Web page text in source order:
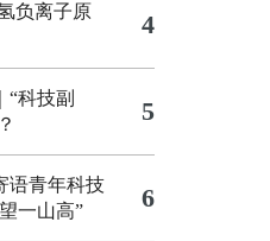
负离子原
4
“科技副
5
语青年科技
一山高”
6